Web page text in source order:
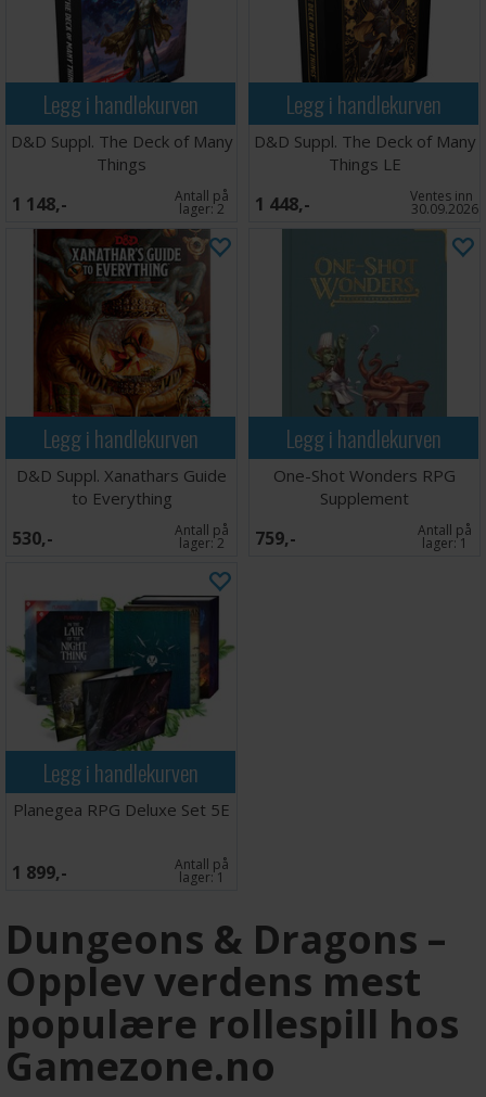
Legg i handlekurven
D&D Suppl. The Deck of Many
Things
1 148,- Antall på
lager:2
Legg i handlekurven
D&D Suppl. The Deck of Many
Things LE
1 448,- Ventes inn
30.09.2026
Legg i handlekurven
D&D Suppl. Xanathars Guide
to Everything
530,- Antall på
lager:2
Legg i handlekurven
One-Shot Wonders RPG
Supplement
759,- Antall på
lager:1
Legg i handlekurven
Planegea RPG Deluxe Set 5E
1 899,- Antall på
lager:1
Dungeons & Dragons –
Opplev verdens mest
populære rollespill hos
Gamezone.no